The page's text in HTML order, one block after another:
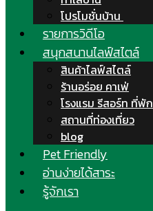
โปรโมชั่นบ้าน
รายการวิดีโอ
สนุกสนานไลฟ์สไตล์
สินค้าไลฟ์สไตล์
ร้านอร่อย คาเฟ่
โรงแรม รีสอร์ท ที่พัก
สถานที่ท่องเที่ยว
blog
Pet Friendly
อ่านง่ายได้สาระ
รู้จักเรา